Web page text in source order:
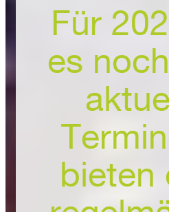
Für
es
bieten